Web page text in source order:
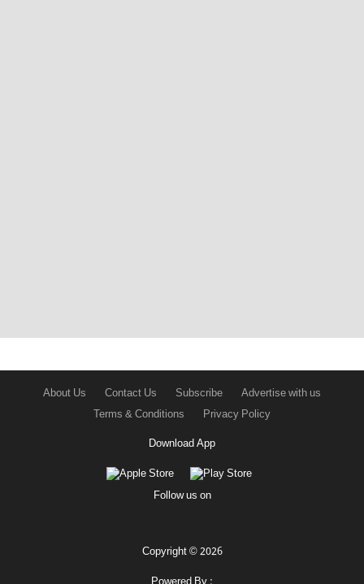
About Us Contact Us Subscribe
Advertise with us
Terms & Conditions
Privacy Policy
Download App
Follow us on
Copyright © 2026